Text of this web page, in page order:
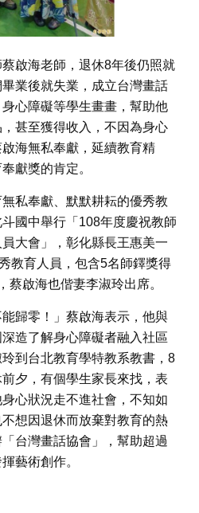
啟海老師，退休8年後仍照就
業後就失業，成立台灣畫話
心障礙等學生畫畫，幫助他
甚至獲得收入，不因為身心
海無私奉獻，延續教育精
獻獎的肯定。
私奉獻、默默耕耘的優秀教
國中舉行「108年度慶祝教師
大會」，彰化縣長王惠美一
教育人員，包含5名師鐸獎得
蔡啟海也偕妻李淑玲出席。
能歸零！」蔡啟海表示，他與
造了解身心障礙者融入社區
到台北教育學特教系教書，8
夕，有個學生家長來找，表
心狀況走不進社會，不知如
想因退休而放棄對教育的熱
台灣畫話協會」，幫助超過
藝術創作。